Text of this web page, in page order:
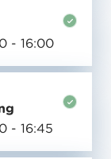
- 16:00
- 16:45